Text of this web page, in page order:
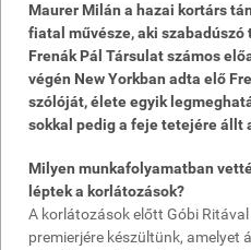
Maurer Milán a hazai kortárs
fiatal művésze, aki
Frenák Pál Társulat számos
végén New Yorkban adta elő
szólóját, élete egyik
sokkal pedig a feje tetejére állt
Milyen munkafolyamatban
léptek a korlátozások?
A korlátozások előtt Góbi
premierjére készültünk, amelyet